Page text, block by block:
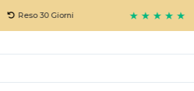
30 Giorni ★ ★ ★ ★ ★